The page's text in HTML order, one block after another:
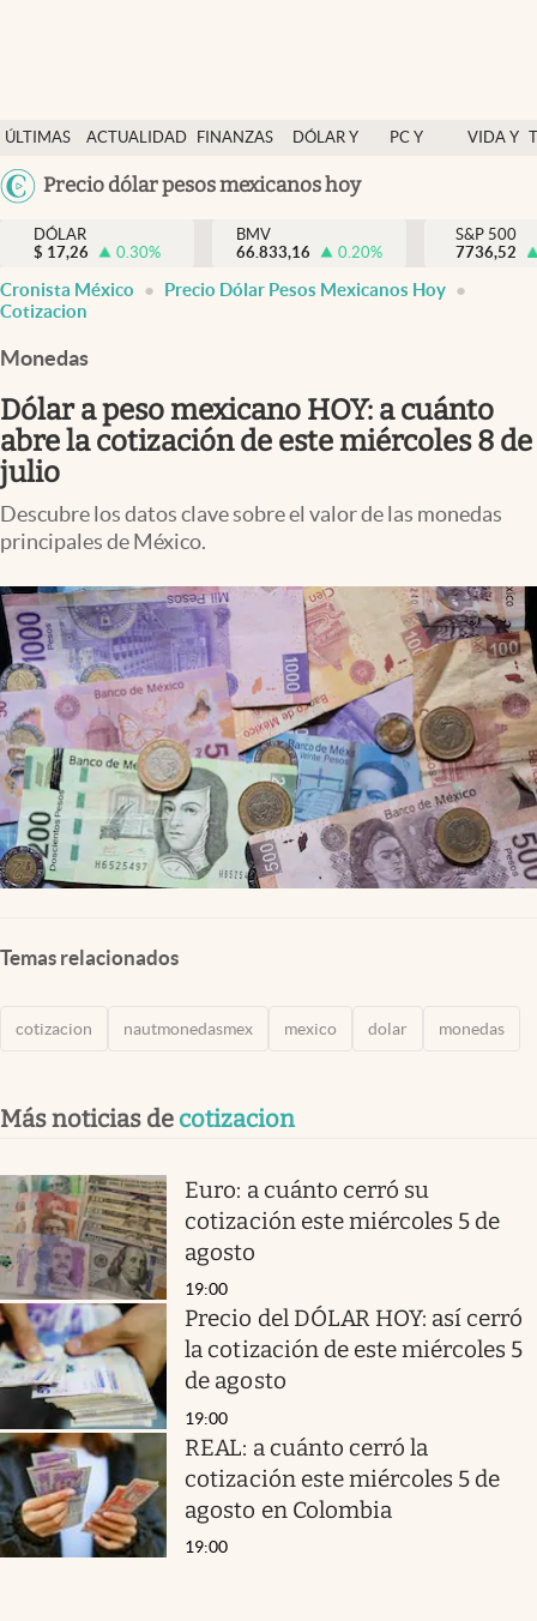
ÚLTIMAS
NOTICIAS
ACTUALIDAD
FINANZAS
DÓLAR Y
PC Y
VIDA Y
México
USA
Precio dólar pesos mexicanos hoy
Actualidad
Finanzas y economía
Dólar y mercados
Opinión
Brand Strategy
Pc y celular
Vida y estilo
Tv
Clima
Espiritualidad
Mediakit
abre en nueva pestaña
México
DÓLAR
$ 17,26 0.30%
BMV
66.833,16
0.20%
S&P 500
7736,52
Cronista México
Precio Dólar Pesos Mexicanos Hoy
Cotizacion
Monedas
Dólar a peso mexicano HOY: a cuánto
abre la cotización de este miércoles 8 de
julio
Descubre los datos clave sobre el valor de las monedas
principales de México.
Temas relacionados
cotizacion nautmonedasmex mexico dolar monedas
Más noticias de cotizacion
Euro: a cuánto cerró su
cotización este miércoles 5 de
agosto
19:00
Precio del DÓLAR HOY: así cerró
la cotización de este miércoles 5
de agosto
19:00
REAL: a cuánto cerró la
cotización este miércoles 5 de
agosto en Colombia
19:00